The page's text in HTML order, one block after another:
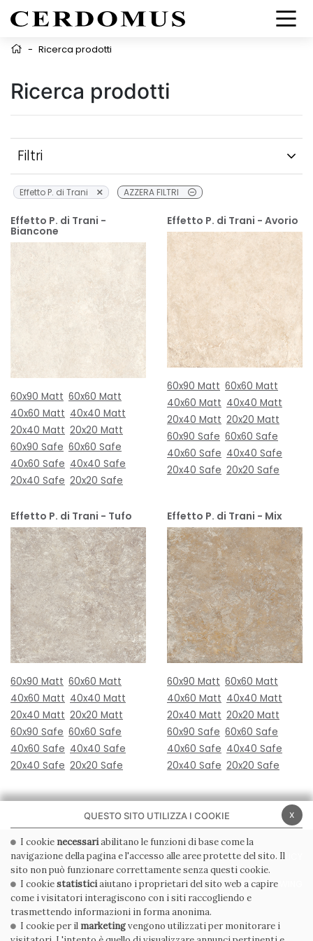
- Ricerca prodotti
Ricerca prodotti
Filtri
Effetto P. di Trani AZZERA FILTRI
Effetto P. di Trani -
Biancone
60x90 Matt 60x60 Matt
40x60 Matt 40x40 Matt
20x40 Matt 20x20 Matt
60x90 Safe 60x60 Safe
40x60 Safe 40x40 Safe
20x40 Safe 20x20 Safe
Effetto P. di Trani - Avorio
60x90 Matt 60x60 Matt
40x60 Matt 40x40 Matt
20x40 Matt 20x20 Matt
60x90 Safe 60x60 Safe
40x60 Safe 40x40 Safe
20x40 Safe 20x20 Safe
Effetto P. di Trani - Tufo
60x90 Matt 60x60 Matt
40x60 Matt 40x40 Matt
20x40 Matt 20x20 Matt
60x90 Safe 60x60 Safe
40x60 Safe 40x40 Safe
20x40 Safe 20x20 Safe
Effetto P. di Trani - Mix
60x90 Matt 60x60 Matt
40x60 Matt 40x40 Matt
20x40 Matt 20x20 Matt
60x90 Safe 60x60 Safe
40x60 Safe 40x40 Safe
20x40 Safe 20x20 Safe
PRIVACY POLICY COOKIE POLICY
CONDIZIONI GENERALI WHISTLEBLOWING
CODICE ETICO
x
QUESTO SITO UTILIZZA I COOKIE
I cookie necessariabilitano le funzioni di base come la
navigazione della pagina e l'accesso alle aree protette del sito. Il
sito non può funzionare correttamente senza questi cookie.
I cookiestatisticiaiutano i proprietari del sito web a capire
come i visitatori interagiscono con i siti raccogliendo e
trasmettendo informazioni in forma anonima.
I cookie per il marketingvengono utilizzati per monitorare i